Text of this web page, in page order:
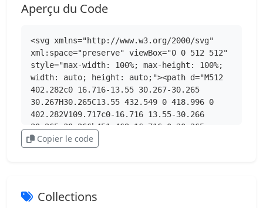
Aperçu du Code
<svg xmlns="http://www.w3.org/2000/svg"
xml:space="preserve" viewBox="0 0 512 512"
style="max-width: 100%; max-height: 100%;
width: auto; height: auto;"><path d="M512
402.282c0 16.716-13.55 30.267-30.265
30.267H30.265C13.55 432.549 0 418.996 0
402.282V109.717c0-16.716 13.55-30.266
30.265-30.266h451.469c16.716 0 30.265
13.551 30.265 30.266z"
30.267 30.265 30.267h21.52c-16.715 0-
Copier le code
Collections